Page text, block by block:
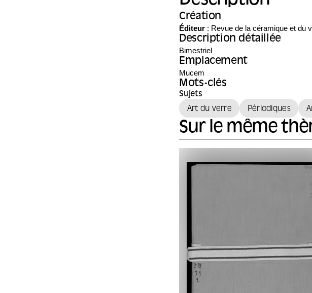
Création
Éditeur : Revue de la céramique et du
Description détaillée
Bimestriel
Emplacement
Mucem
Mots-clés
Sujets
Art du verre
Périodiques
Sur le même